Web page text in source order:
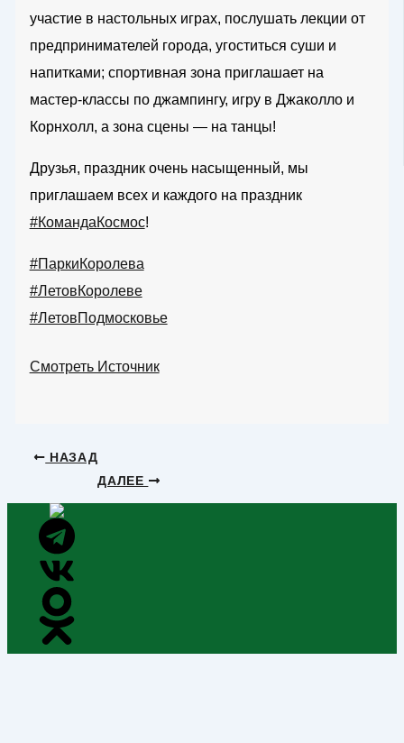
участие в настольных играх, послушать лекции от
предпринимателей города, угоститься суши и
напитками; спортивная зона приглашает на
мастер-классы по джампингу, игру в Джаколло и
Корнхолл, а зона сцены — на танцы!
Друзья, праздник очень насыщенный, мы
приглашаем всех и каждого на праздник
#КомандаКосмос!
#ПаркиКоролева
#ЛетовКоролеве
#ЛетовПодмосковье
Смотреть Источник
НАЗАД
ДАЛЕЕ